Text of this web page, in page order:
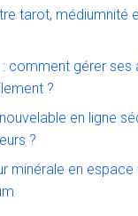
tarot, médiumnité
comment gérer ses
?
en ligne
?
minérale en espace